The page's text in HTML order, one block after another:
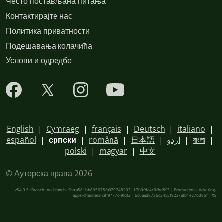
Контактирајте нас
Политика приватности
Подешавања колачића
Услови и одредбе
English | Cymraeg| français | Deutsch | italiano |
español | српски | română | 日本語 | اردو | বাংলা |
polski | magyar| 中文
© Ауторска права 2026
v54.9.5+Branch.-no-branch-.Sha.a581bb805675fa079748203117b9fdc4c0fbd893 | Production | ticketing-
apps-channels-c8f9777c-9lqf2 | bc6aad873bc3455f92a7afb1ec7d385f | XS